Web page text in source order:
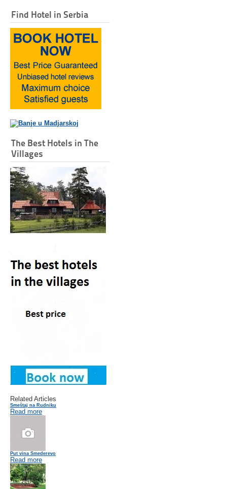
Find Hotel in Serbia
The Best Hotels in The
Villages
Related Articles
Smeštaj na Rudniku
Read more
Put vina Smederevo
Read more